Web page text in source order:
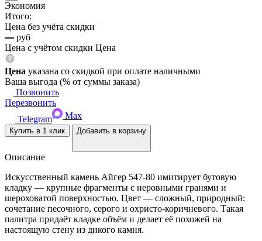
Экономия
Итого:
Цена без учёта скидки
— руб
Цена с учётом скидки Цена
Цена указана со скидкой при оплате наличными
Ваша выгода (% от суммы заказа)
Позвонить
Перезвонить
Telegram
Max
Купить в 1 клик Добавить в корзину
Описание
Искусственный камень Айгер 547-80 имитирует бутовую
кладку — крупные фрагменты с неровными гранями и
шероховатой поверхностью. Цвет — сложный, природный:
сочетание песочного, серого и охристо-коричневого. Такая
палитра придаёт кладке объём и делает её похожей на
настоящую стену из дикого камня.